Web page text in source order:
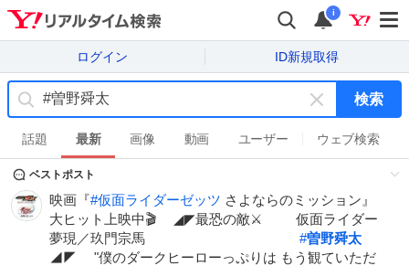
i
ログイン ID新規取得
キ
ー
ワ
ド
を
消
す
検索
話題 最新 画像 動画 ユーザー ウェブ検索
ベストポスト
映画『#仮面ライダーゼッツ さよならのミッション』
大ヒット上映中🎬 ⠀ ◢◤最恐の敵⚔️ ⠀⠀⠀仮面ライダー
夢現／玖門宗馬 ⠀⠀⠀⠀⠀⠀⠀⠀⠀⠀⠀⠀⠀⠀⠀ #曽野舜太
◢◤ ⠀ "僕のダークヒーローっぷりは もう観ていただ